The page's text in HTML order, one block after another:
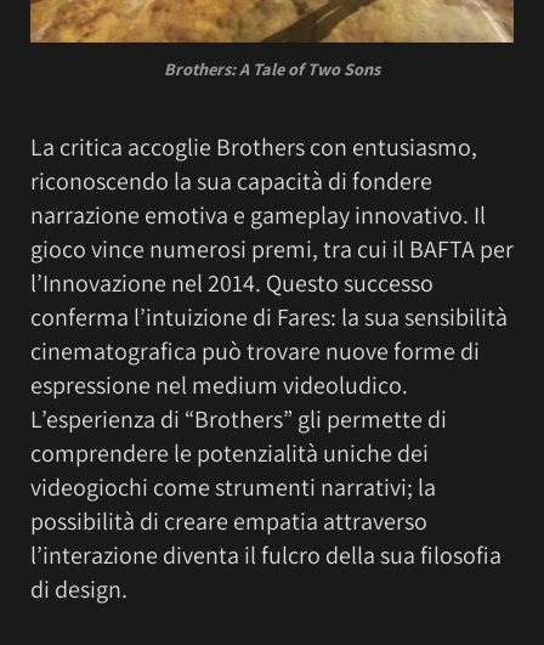
Brothers: A Tale of Two Sons
La critica accoglie Brothers con entusiasmo,
riconoscendo la sua capacità di fondere
narrazione emotiva e gameplay innovativo. Il
gioco vince numerosi premi, tra cui il BAFTA per
l’Innovazione nel 2014. Questo successo
conferma l’intuizione di Fares: la sua sensibilità
cinematografica può trovare nuove forme di
espressione nel medium videoludico.
L’esperienza di “Brothers” gli permette di
comprendere le potenzialità uniche dei
videogiochi come strumenti narrativi; la
possibilità di creare empatia attraverso
l’interazione diventa il fulcro della sua filosofia
di design.